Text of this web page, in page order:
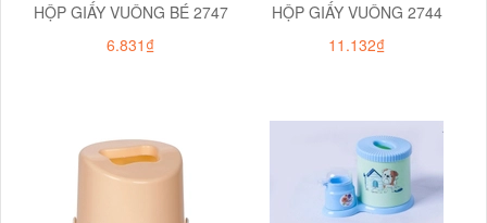
HỘP GIẤY VUÔNG BÉ 2747
6.831₫
HỘP GIẤY VUÔNG 2744
11.132₫